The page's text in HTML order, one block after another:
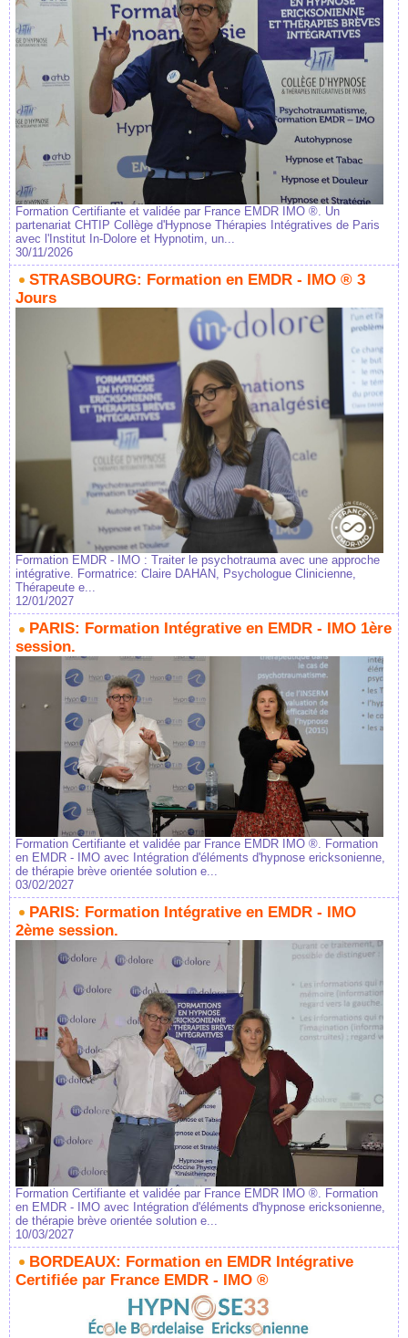
Formation Certifiante et validée par France EMDR IMO ®. Un
partenariat CHTIP Collège d'Hypnose Thérapies Intégratives de Paris
avec l'Institut In-Dolore et Hypnotim, un...
30/11/2026
STRASBOURG: Formation en EMDR - IMO ® 3
Jours
Formation EMDR - IMO : Traiter le psychotrauma avec une approche
intégrative. Formatrice: Claire DAHAN, Psychologue Clinicienne,
Thérapeute e...
12/01/2027
PARIS: Formation Intégrative en EMDR - IMO 1ère
session.
Formation Certifiante et validée par France EMDR IMO ®. Formation
en EMDR - IMO avec Intégration d'éléments d'hypnose ericksonienne,
de thérapie brève orientée solution e...
03/02/2027
PARIS: Formation Intégrative en EMDR - IMO
2ème session.
Formation Certifiante et validée par France EMDR IMO ®. Formation
en EMDR - IMO avec Intégration d'éléments d'hypnose ericksonienne,
de thérapie brève orientée solution e...
10/03/2027
BORDEAUX: Formation en EMDR Intégrative
Certifiée par France EMDR - IMO ®